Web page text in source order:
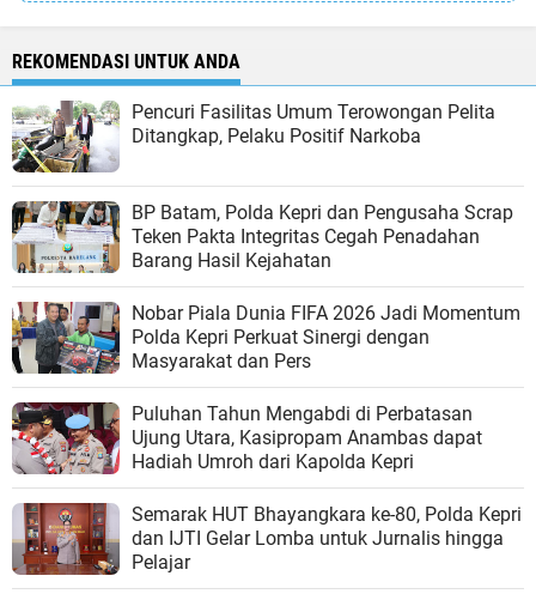
REKOMENDASI UNTUK ANDA
Pencuri Fasilitas Umum Terowongan Pelita
Ditangkap, Pelaku Positif Narkoba
BP Batam, Polda Kepri dan Pengusaha Scrap
Teken Pakta Integritas Cegah Penadahan
Barang Hasil Kejahatan
Nobar Piala Dunia FIFA 2026 Jadi Momentum
Polda Kepri Perkuat Sinergi dengan
Masyarakat dan Pers
Puluhan Tahun Mengabdi di Perbatasan
Ujung Utara, Kasipropam Anambas dapat
Hadiah Umroh dari Kapolda Kepri
Semarak HUT Bhayangkara ke-80, Polda Kepri
dan IJTI Gelar Lomba untuk Jurnalis hingga
Pelajar